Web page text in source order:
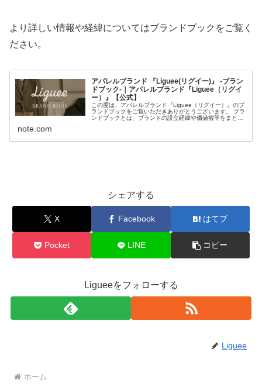
より詳しい情報や経緯についてはブランドブックをご覧く
ださい。
アパレルブランド 『Liguee(リグイー)』 -ブラン
ドブック-｜アパレルブランド『Liguee（リグイ
ー）』【公式】
この度は、アパレルブランド『Liguee（リグイー）』のブ
ランドブックをご覧いただきありがとうございます。 ブラ
ンドブックとは、ブランドの設立経緯や価値観等をまとめ
note.com
シェアする
X Facebook はてブ
Pocket LINE コピー
Ligueeをフォローする
Liguee
ホーム